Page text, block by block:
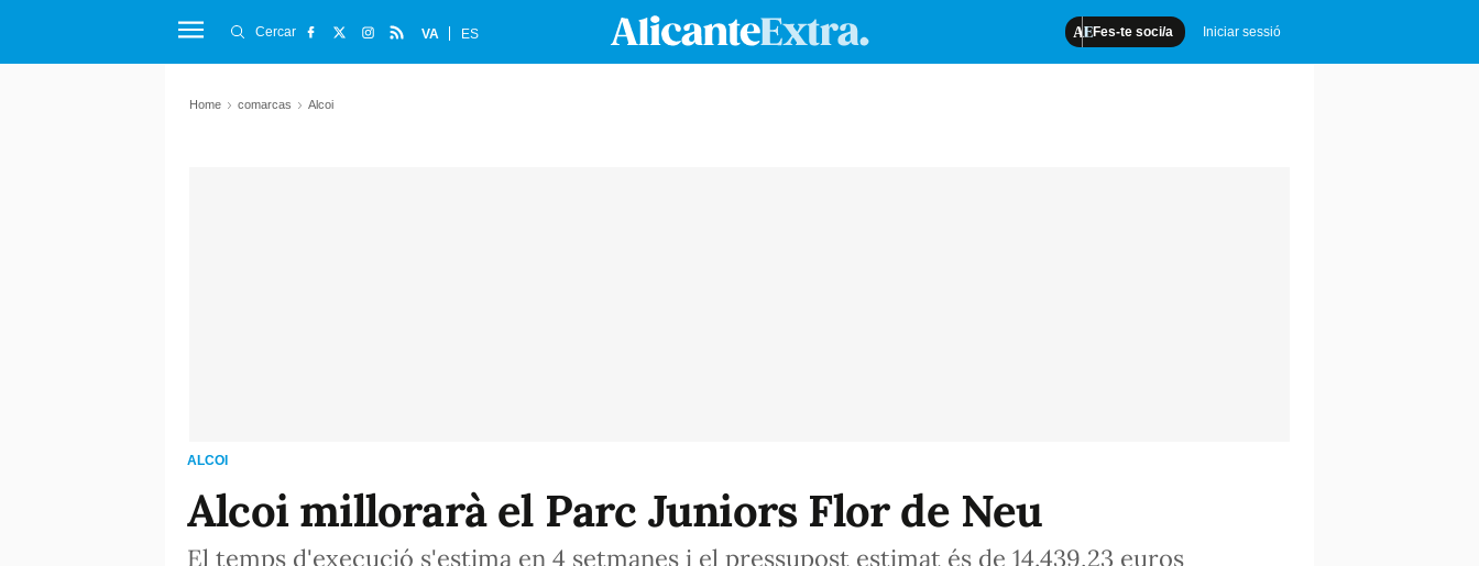
Fes-te soci/a Iniciar sessió
Cercar VA ES
Home comarcas Alcoi
ALCOI
Alcoi millorarà el Parc Juniors Flor de Neu
El temps d'execució s'estima en 4 setmanes i el pressupost estimat és de 14.439,23 euros